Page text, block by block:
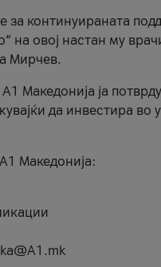
за континуираната
на овој настан му
Мирчев.
Македонија ја
да инвестира во
Македонија: